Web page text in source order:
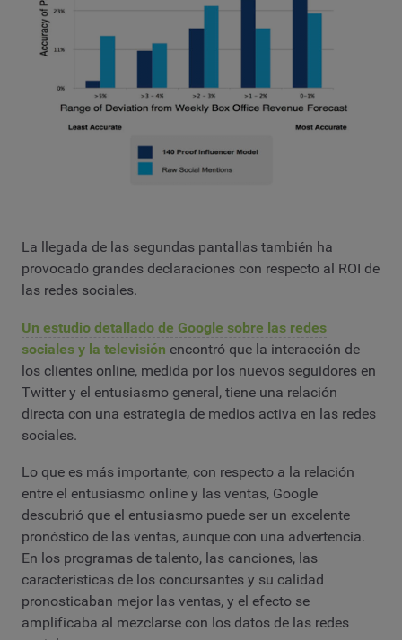
La llegada de las segundas pantallas también ha
provocado grandes declaraciones con respecto al ROI de
las redes sociales.
Un estudio detallado de Google sobre las redes
sociales y la televisión encontró que la interacción de
los clientes online, medida por los nuevos seguidores en
Twitter y el entusiasmo general, tiene una relación
directa con una estrategia de medios activa en las redes
sociales.
Lo que es más importante, con respecto a la relación
entre el entusiasmo online y las ventas, Google
descubrió que el entusiasmo puede ser un excelente
pronóstico de las ventas, aunque con una advertencia.
En los programas de talento, las canciones, las
características de los concursantes y su calidad
pronosticaban mejor las ventas, y el efecto se
amplificaba al mezclarse con los datos de las redes